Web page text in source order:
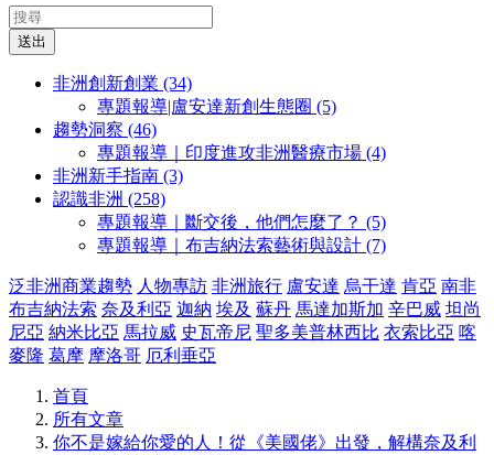
送出
非洲創新創業 (34)
專題報導|盧安達新創生態圈 (5)
趨勢洞察 (46)
專題報導｜印度進攻非洲醫療市場 (4)
非洲新手指南 (3)
認識非洲 (258)
專題報導｜斷交後，他們怎麼了？ (5)
專題報導｜布吉納法索藝術與設計 (7)
泛非洲商業趨勢 人物專訪 非洲旅行 盧安達 烏干達 肯亞 南非
布吉納法索 奈及利亞 迦納 埃及 蘇丹 馬達加斯加 辛巴威 坦尚
尼亞 納米比亞 馬拉威 史瓦帝尼 聖多美普林西比 衣索比亞 喀
麥隆 葛摩 摩洛哥 厄利垂亞
首頁
所有文章
你不是嫁給你愛的人！從《美國佬》出發，解構奈及利